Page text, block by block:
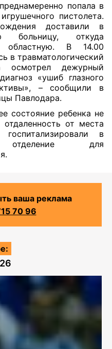
попала в
пистолета.
доставили в
больницу, откуда
областную. В 14.00
в травматологический
осмотрел дежурный
«ушиб глазного
– сообщили в
Павлодара.
состояние ребенка не
от места
в
отделение для
ваша реклама
70 96